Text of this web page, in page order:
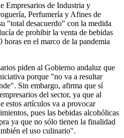
Empresarios de Industria y
Perfumería y Afines de
"total desacuerdo" con la medida
de prohibir la venta de bebidas
en el marco de la pandemia
piden al Gobierno andaluz que
porque "no va a resultar
Sin embargo, afirma que sí
del sector, ya que al
estos artículos va a provocar
pues las bebidas alcohólicas
ya que no sólo tienen la finalidad
el uso culinario".